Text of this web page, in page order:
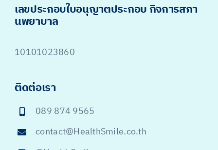
เลขประกอบใบอนุญาตประกอบ กิจการสภา
นพยาบาล
10101023860
ติดต่อเรา
089 874 9565
contact@HealthSmile.co.th